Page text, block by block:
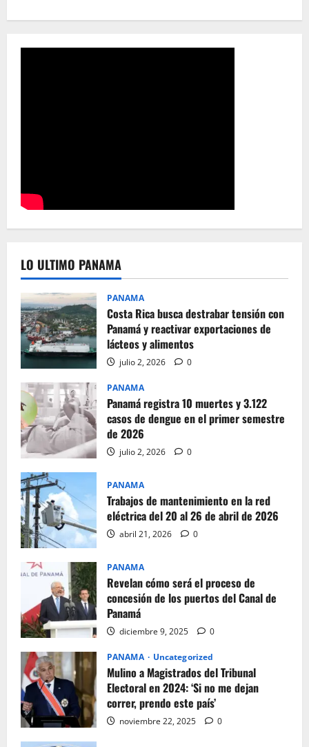
LO ULTIMO PANAMA
PANAMA
Costa Rica busca destrabar tensión con
Panamá y reactivar exportaciones de
lácteos y alimentos
julio 2, 2026 0
PANAMA
Panamá registra 10 muertes y 3.122
casos de dengue en el primer semestre
de 2026
julio 2, 2026 0
PANAMA
Trabajos de mantenimiento en la red
eléctrica del 20 al 26 de abril de 2026
abril 21, 2026 0
PANAMA
Revelan cómo será el proceso de
concesión de los puertos del Canal de
Panamá
diciembre 9, 2025 0
PANAMA Uncategorized
Mulino a Magistrados del Tribunal
Electoral en 2024: ‘Si no me dejan
correr, prendo este país’
noviembre 22, 2025 0